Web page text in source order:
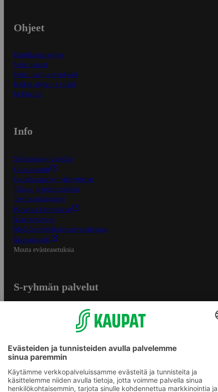
Ohjeet
Ensitilaajan ohjeet
Näin maksat
Näin tilaat ja muokkaat
Kaikki ohjeet ja vinkit
In English
Info
S-Business yrityksille
Oiva-raportit
Osuuskauppojen yhteystiedot
Tilaus- ja toimitusehdot
Tietosuojakäytäntö
Palvelun käyttöehdot
Saavutettavuus
Mobiilisovelluksen saavutettavuus
Mainostajalle
Muuta evästeasetuksia
S-ryhmän palvelut
S-ostoslista -sovellus
Prisma.fi
Sokos.fi
S-Pankki
Yhteishyvä